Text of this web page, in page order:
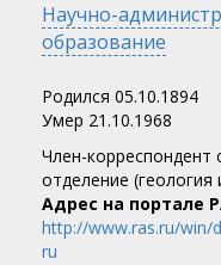
Научно-
образование
Родился 05.10.1894
Умер 21.10.1968
Член-корреспондент
отделение (геология
Адрес на портале
http://www.ras.ru/win/
ru